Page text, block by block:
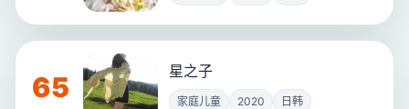
65 星之子
家庭儿童 2020 日韩